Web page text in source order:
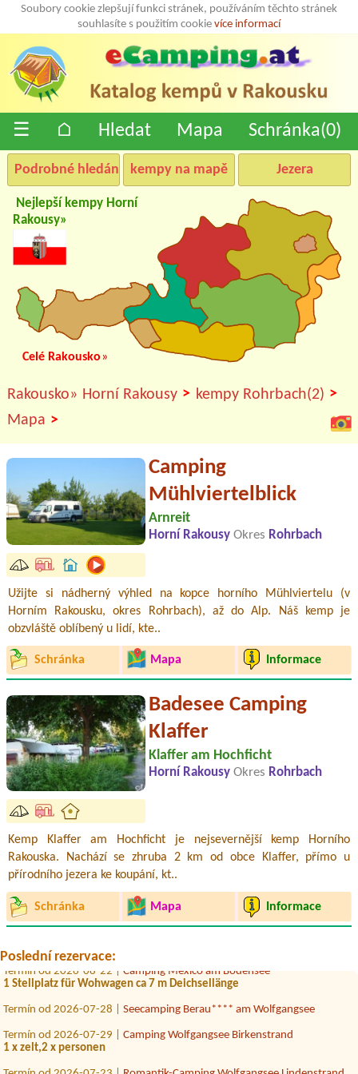
Soubory cookie zlepšují funkci stránek, používáním těchto stránek
souhlasíte s použitím cookie více informací
☰ ⌂ Hledat Mapa Schránka(0)
Podrobné hledání kempy na mapě Jezera
Nejlepší kempy Horní
Rakousy»
Celé Rakousko»
Rakousko» Horní Rakousy > kempy Rohrbach(2) >
Mapa >
Camping
Mühlviertelblick
Arnreit
Horní Rakousy Okres Rohrbach
Užijte si nádherný výhled na kopce horního Mühlviertelu (v
Horním Rakousku, okres Rohrbach), až do Alp. Náš kemp je
obzvláště oblíbený u lidí, kte..
Schránka Mapa Informace
Badesee Camping
Klaffer
Klaffer am Hochficht
Horní Rakousy Okres Rohrbach
Kemp Klaffer am Hochficht je nejsevernější kemp Horního
Rakouska. Nachází se zhruba 2 km od obce Klaffer, přímo u
přírodního jezera ke koupání, kt..
Schránka Mapa Informace
Poslední rezervace:
Termín od 2026-08-01 |Austria Camp Mondsee
2 persons,1child (10y)
Termín od 2026-08-27 |Camping via Claudiasee
Termín od 2026-08-22 | Camping Mexico am Bodensee
1 Stellplatz für Wohwagen ca 7 m Deichsellänge
Termín od 2026-07-28 | Seecamping Berau**** am Wolfgangsee
Termín od 2026-07-29 | Camping Wolfgangsee Birkenstrand
1 x zelt,2 x personen
Termín od 2026-07-23 | Romantik-Camping Wolfgangsee Lindenstrand